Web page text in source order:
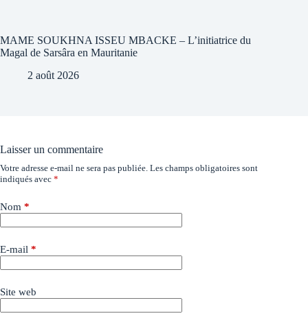
MAME SOUKHNA ISSEU MBACKE – L’initiatrice du
Magal de Sarsâra en Mauritanie
2 août 2026
Laisser un commentaire
Votre adresse e-mail ne sera pas publiée. Les champs obligatoires sont
indiqués avec *
Nom *
E-mail *
Site web